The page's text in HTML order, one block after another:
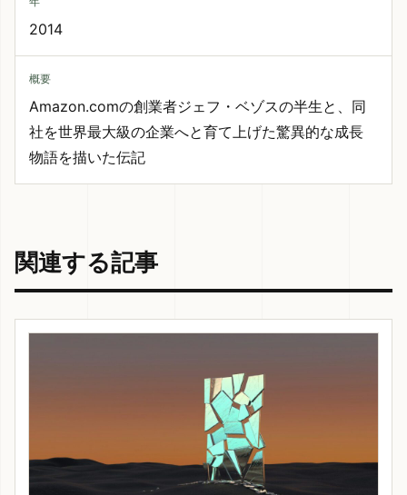
2014
概要
Amazon.comの創業者ジェフ・ベゾスの半生と、同
社を世界最大級の企業へと育て上げた驚異的な成長
物語を描いた伝記
関連する記事